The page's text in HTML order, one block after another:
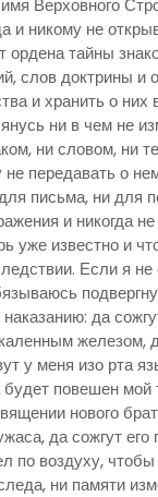
и никому не
ордена тайны
слов доктрины и
и хранить о них
ни в чем не
ни словом, ни
не передавать о
письма, ни для
и никогда
уже известно и
Если я
да
железом,
у меня изо рта
будет повешен мой
нового
да сожгут его
по воздуху,
ни памяти